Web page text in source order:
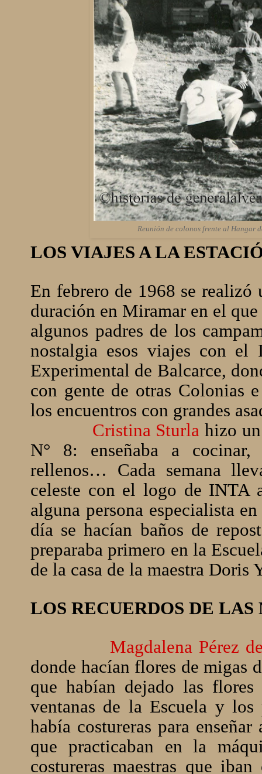
Reunión de colonos frente al Hangar
LOS VIAJES A LA
En febrero de 1968 se
duración en Miramar en el
algunos padres de los
nostalgia esos viajes con
Experimental de Balcarce,
con gente de otras Colonias
los encuentros con grandes
Cristina Sturla hizo
N° 8: enseñaba a cocinar,
rellenos… Cada semana
celeste con el logo de INTA
alguna persona especialista
día se hacían baños de
preparaba primero en la
de la casa de la maestra Doris
LOS RECUERDOS DE
Magdalena Pérez
donde hacían flores de migas
que habían dejado las
ventanas de la Escuela y
había costureras para
que practicaban en la
costureras maestras que